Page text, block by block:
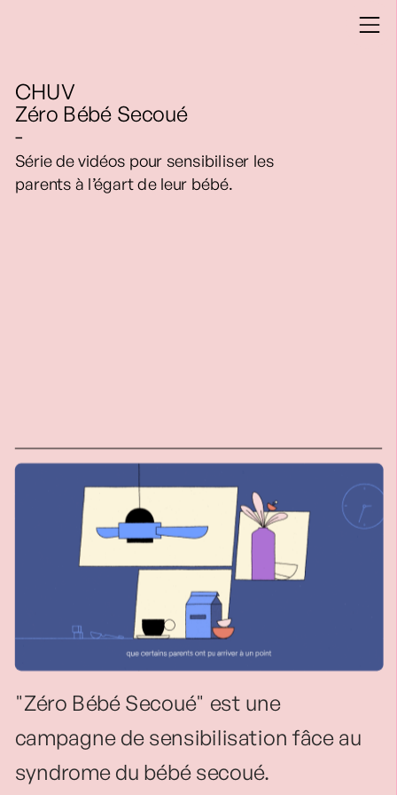
CHUV
Zéro Bébé Secoué
-
Série de vidéos pour sensibiliser les
parents à l’égart de leur bébé.
"Zéro Bébé Secoué" est une
campagne de sensibilisation fâce au
syndrome du bébé secoué.